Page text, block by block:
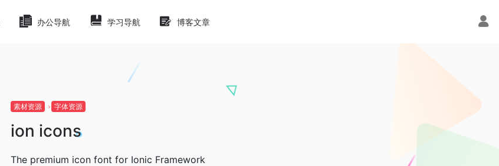
办公导航 学习导航 博客文章
素材资源 字体资源
ion icons
The premium icon font for Ionic Framework